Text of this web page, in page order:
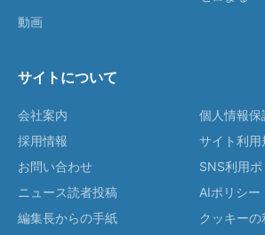
動画
サイトについて
会社案内
採用情報
お問い合わせ
ニュース読者投稿
編集長からの手紙
個人情報保
サイト利用
SNS利用
AIポリシー
クッキーの